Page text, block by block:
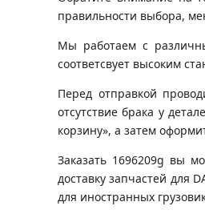
правильности выбора,
Мы работаем с
соответсвует высоким
Перед отправкой
отсутствие брака у
корзину», а затем
Заказать 1696209g вы
доставку запчастей для
для иностранных